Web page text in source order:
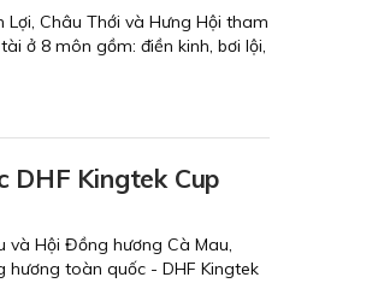
Châu Thới và Hưng Hội tham
ở 8 môn gồm: điền kinh, bơi lội,
DHF Kingtek Cup
và Hội Đồng hương Cà Mau,
toàn quốc - DHF Kingtek